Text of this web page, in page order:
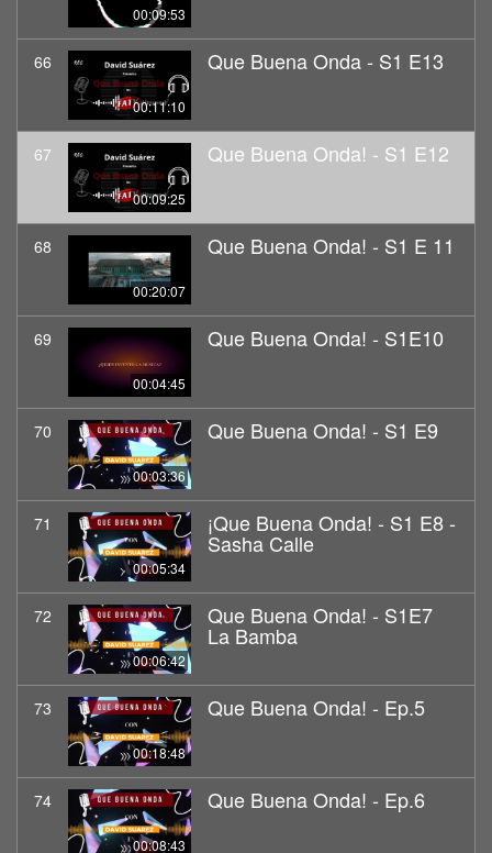
00:09:53
66
00:11:10
Que Buena Onda - S1 E13
67
00:09:25
Que Buena Onda! - S1 E12
68
00:20:07
Que Buena Onda! - S1 E 11
69
00:04:45
Que Buena Onda! - S1E10
70
00:03:36
Que Buena Onda! - S1 E9
71
00:05:34
¡Que Buena Onda! - S1 E8 -
Sasha Calle
72
00:06:42
Que Buena Onda! - S1E7
La Bamba
73
00:18:48
Que Buena Onda! - Ep.5
74
00:08:43
Que Buena Onda! - Ep.6